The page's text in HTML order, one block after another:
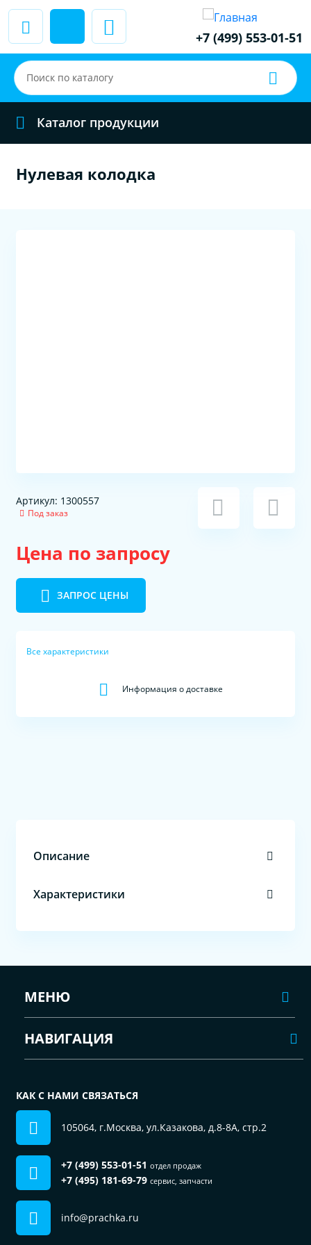
+7 (499) 553-01-51
Каталог продукции
Нулевая колодка
Артикул: 1300557
Под заказ
Цена по запросу
ЗАПРОС ЦЕНЫ
Все характеристики
Информация о доставке
Описание
Характеристики
МЕНЮ
НАВИГАЦИЯ
КАК С НАМИ СВЯЗАТЬСЯ
105064, г.Москва, ул.Казакова, д.8-8А, стр.2
+7 (499) 553-01-51 отдел продаж
+7 (495) 181-69-79 сервис, запчасти
info@prachka.ru